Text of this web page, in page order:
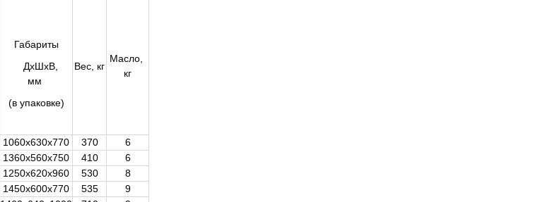
Габариты
ДхШхВ,
мм
(в упаковке)
Вес, кг
Масло,
кг
1060х630х770 370
6
1360х560х750 410
6
1250х620х960 530
8
1450х600х770 535
9